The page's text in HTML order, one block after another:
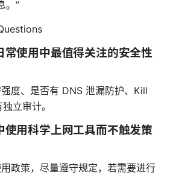
。”
常使用中最值得关注的安全性
度、是否有 DNS 泄漏防护、Kill
立审计。
使用科学上网工具而不触发策
政策，尽量遵守规定，若需要进行